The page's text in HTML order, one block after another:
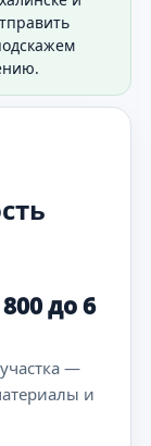
до 6
—
и